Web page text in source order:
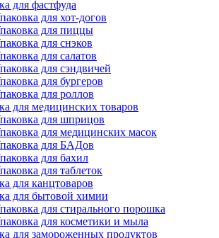
для фастфуда
для хот-догов
для пиццы
для снэков
для салатов
для сэндвичей
для бургеров
для роллов
для медицинских товаров
для шприцов
для медицинских масок
для БАДов
для бахил
для таблеток
для канцтоваров
для бытовой химии
для стирального порошка
для косметики и мыла
для замороженных продуктов